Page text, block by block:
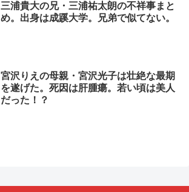
三浦貴大の兄・三浦祐太朗の不祥事まと
め。出身は成蹊大学。兄弟で似てない。
宮沢りえの母親・宮沢光子は壮絶な最期
を遂げた。死因は肝腫瘍。若い頃は美人
だった！？